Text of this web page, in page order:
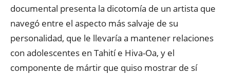
documental presenta la dicotomía de un artista que
navegó entre el aspecto más salvaje de su
personalidad, que le llevaría a mantener relaciones
con adolescentes en Tahití e Hiva-Oa, y el
componente de mártir que quiso mostrar de sí